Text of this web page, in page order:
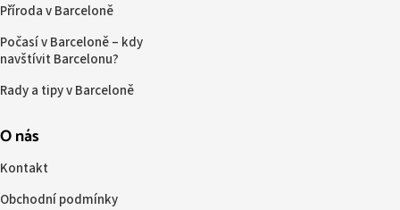
Příroda v Barceloně
Počasí v Barceloně – kdy
navštívit Barcelonu?
Rady a tipy v Barceloně
O nás
Kontakt
Obchodní podmínky